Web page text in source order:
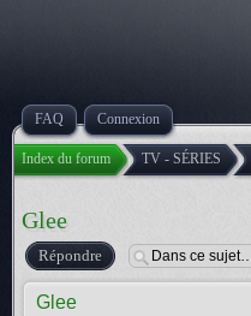
FAQ Connexion
Index du forum TV - SÉRIES
Glee
Répondre
Glee